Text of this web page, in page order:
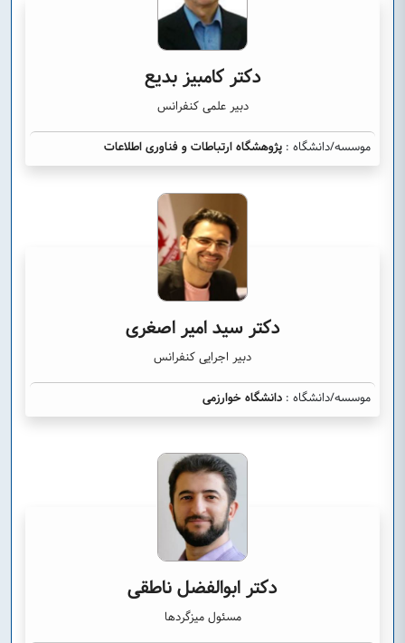
دکتر کامبیز بدیع
دبیر علمی کنفرانس
موسسه/دانشگاه : پژوهشگاه ارتباطات و فناوری اطلاعات
دکتر سید امیر اصغری
دبیر اجرایی کنفرانس
موسسه/دانشگاه : دانشگاه خوارزمی
دکتر ابوالفضل ناطقی
مسئول میزگردها